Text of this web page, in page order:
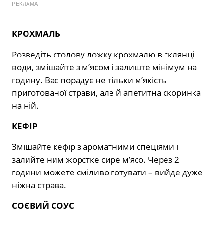
РЕКЛАМА
КРОХМАЛЬ
Розведіть столову ложку крохмалю в склянці
води, змішайте з м’ясом і залиште мінімум на
годину. Вас порадує не тільки м’якість
приготованої страви, але й апетитна скоринка
на ній.
КЕФІР
Змішайте кефір з ароматними спеціями і
залийте ним жорстке сире м’ясо. Через 2
години можете сміливо готувати – вийде дуже
ніжна страва.
СОЄВИЙ СОУС